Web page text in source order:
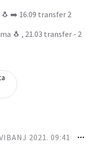
➡️ 16.09 transfer 2
🐧 , 21.03 transfer - 2
2021. 09:41